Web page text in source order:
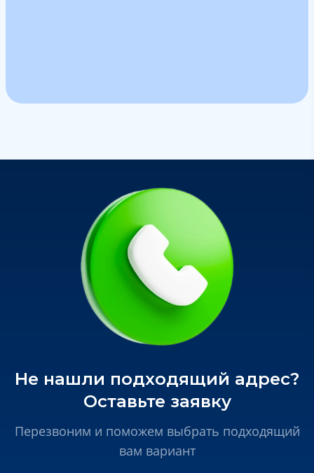
Не нашли подходящий адрес?
Оставьте заявку
Перезвоним и поможем выбрать подходящий
вам вариант